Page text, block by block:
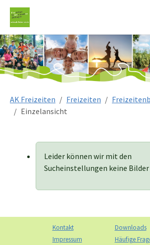
AK Freizeiten Freizeiten
Einzelansicht
Leider können wir mit den
Sucheinstellungen keine Bilder
Kontakt
Impressum
Downloads
Häufige